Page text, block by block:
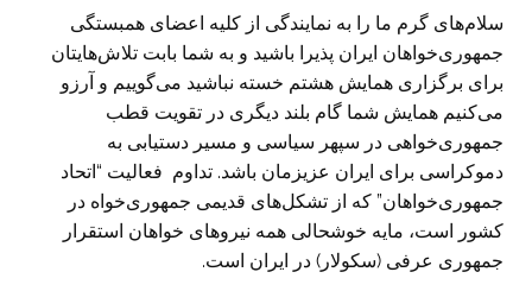
سلام‌های گرم ما را به نمایندگی از کلیه اعضای همبستگی
جمهوری‌خواهان ایران پذیرا باشید و به شما بابت تلاش‌هایتان
برای برگزاری همایش هشتم خسته نباشید می‌گوییم و آرزو
می‌کنیم همایش شما گام بلند دیگری در تقویت قطب
جمهوری‌خواهی در سپهر سیاسی و مسیر دستیابی به
دموکراسی برای ایران عزیزمان باشد. تداوم فعالیت “اتحاد
جمهوری‌خواهان” که از تشکل‌های قدیمی جمهوری‌خواه در
کشور است، مایه خوشحالی همه نیروهای خواهان استقرار
جمهوری عرفی (سکولار) در ایران است.